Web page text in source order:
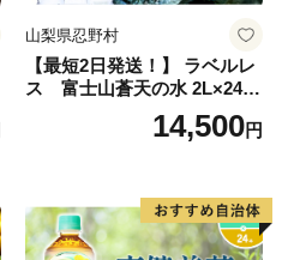
山梨県忍野村
【最短2日発送！】 ラベルレ
ス 富士山蒼天の水 2L×24本
（4ケース）※離島不可 天然
水 ミネラルウォーター 水 ペ
産 シリカ ミネラル 美容 備蓄
防災 長期保存 富士山 山梨県
忍野村
14,500円